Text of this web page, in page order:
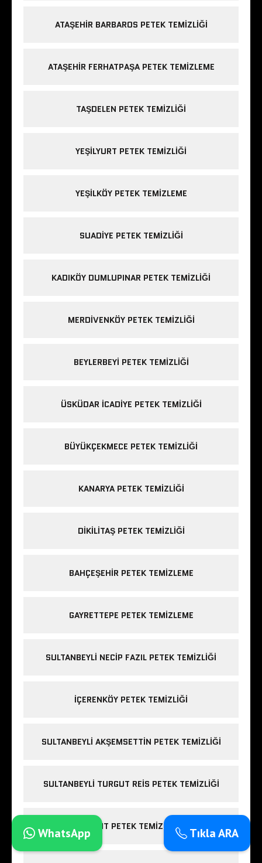
ATAŞEHIR BARBAROS PETEK TEMIZLIĞI
ATAŞEHIR FERHATPAŞA PETEK TEMIZLEME
TAŞDELEN PETEK TEMIZLIĞI
YEŞILYURT PETEK TEMIZLIĞI
YEŞILKÖY PETEK TEMIZLEME
SUADIYE PETEK TEMIZLIĞI
KADIKÖY DUMLUPINAR PETEK TEMIZLIĞI
MERDIVENKÖY PETEK TEMIZLIĞI
BEYLERBEYI PETEK TEMIZLIĞI
ÜSKÜDAR ICADIYE PETEK TEMIZLIĞI
BÜYÜKÇEKMECE PETEK TEMIZLIĞI
KANARYA PETEK TEMIZLIĞI
DIKILITAŞ PETEK TEMIZLIĞI
BAHÇEŞEHIR PETEK TEMIZLEME
GAYRETTEPE PETEK TEMIZLEME
SULTANBEYLI NECIP FAZIL PETEK TEMIZLIĞI
IÇERENKÖY PETEK TEMIZLIĞI
SULTANBEYLI AKŞEMSETTIN PETEK TEMIZLIĞI
SULTANBEYLI TURGUT REIS PETEK TEMIZLIĞI
LEVENT PETEK TEMIZLEME Tıkla ARA
WhatsApp